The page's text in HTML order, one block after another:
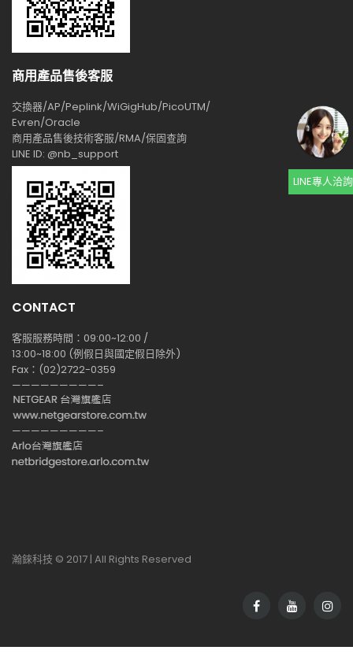
商用產品售後客服
交換器/AP/Peplink/WiGigHub/PicoUTM/
Evren/Oracle
商用產品售後技術客服/RMA/保固查詢
LINE ID: @nb_support
CONTACT
客服服務時間：09:00~12:00 /
13:00~18:00 (例假日與國定假日除外)
Fax：(02)2722-0359
—————————–
—————————–
LINE專人洽詢
瀚錸科技 © 2017 | All Rights Reserved